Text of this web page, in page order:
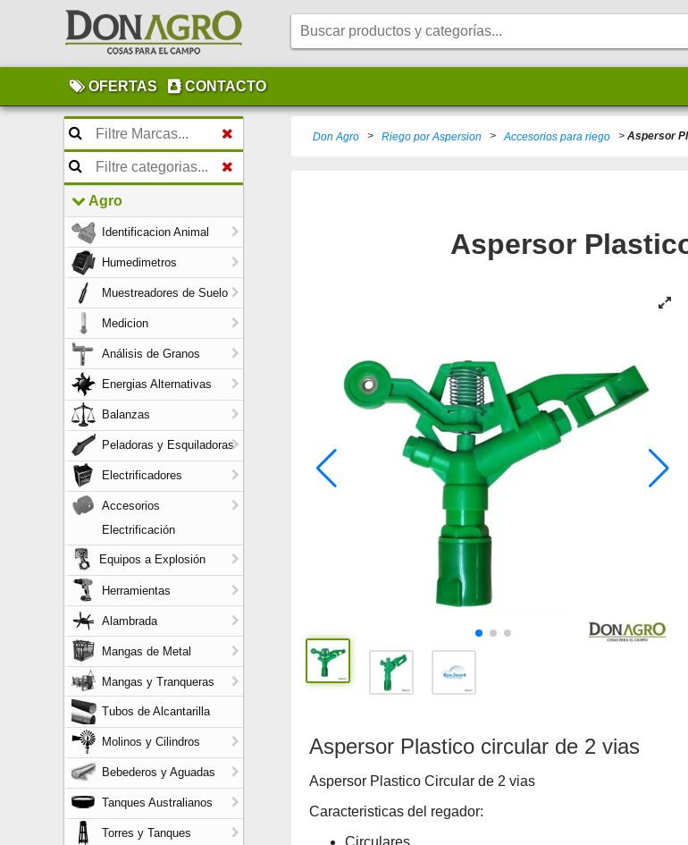
OFERTAS CONTACTO
Agro
Identificacion Animal
Humedimetros
Muestreadores de Suelo
Medicion
Análisis de Granos
Energias Alternativas
Balanzas
Peladoras y Esquiladoras
Electrificadores
Accesorios
Electrificación
Equipos a Explosión
Herramientas
Alambrada
Mangas de Metal
Mangas y Tranqueras
Tubos de Alcantarilla
Molinos y Cilindros
Bebederos y Aguadas
Tanques Australianos
Torres y Tanques
Don Agro > Riego por Aspersion > Accesorios para riego > Aspersor
Aspersor
Aspersor Plastico circular de 2 vias
Aspersor Plastico Circular de 2 vias
Caracteristicas del regador:
Circulares.